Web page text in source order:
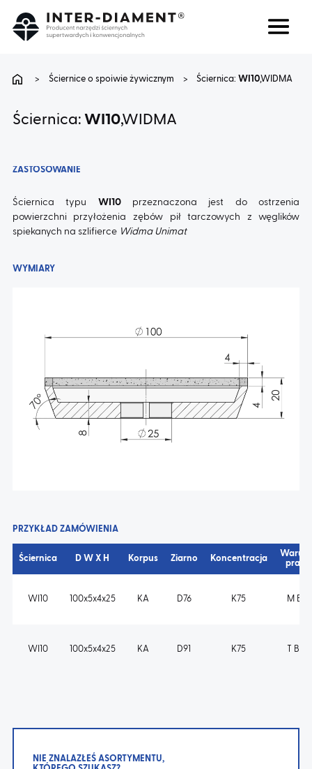
FAQ
KARIERA
KONTAKT
> Ściernice o spoiwie żywicznym > Ściernica:WI10,WIDMA
Ściernica: WI10,WIDMA
ZASTOSOWANIE
Ściernica typu WI10 przeznaczona jest do ostrzenia
powierzchni przyłożenia zębów pił tarczowych z węglików
spiekanych na szlifierce Widma Unimat
WYMIARY
PRZYKŁAD ZAMÓWIENIA
Ściernica D W X H Korpus Ziarno Koncentracja
pracy
WI10 100x5x4x25 KA D76 K75 M B s
WI10 100x5x4x25 KA D91 K75 T B m
NIE ZNALAZŁEŚ ASORTYMENTU,